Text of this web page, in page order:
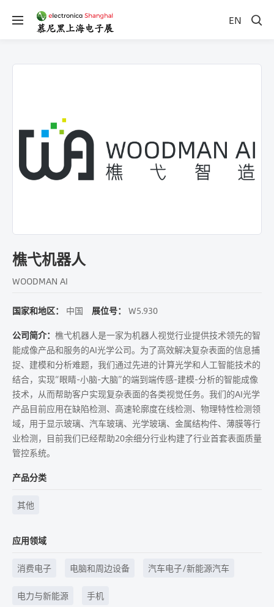
EN
樵弋机器人
WOODMAN AI
国家和地区： 中国 展位号： W5.930
公司简介： 樵弋机器人是一家为机器人视觉行业提供技术领先的智
能成像产品和服务的AI光学公司。为了高效解决复杂表面的信息捕
捉、建模和分析难题，我们通过先进的计算光学和人工智能技术的
结合，实现“眼睛-小脑-大脑”的端到端传感-建模-分析的智能成像
技术，从而帮助客户实现复杂表面的各类视觉任务。我们的AI光学
产品目前应用在缺陷检测、高速轮廓度在线检测、物理特性检测领
域，用于显示玻璃、汽车玻璃、光学玻璃、金属结构件、薄膜等行
业检测，目前我们已经帮助20余细分行业构建了行业首套表面质量
管控系统。
产品分类
其他
应用领域
消费电子 电脑和周边设备 汽车电子/新能源汽车
电力与新能源 手机